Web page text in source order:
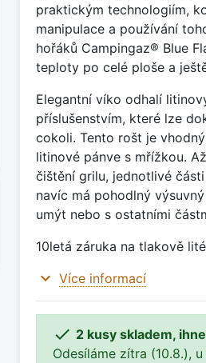
praktickým technologiím,
manipulace a používání
hořáků Campingaz® Blue
teploty po celé ploše a
Elegantní víko odhalí
příslušenstvím, které lze
cokoli. Tento rošt je
litinové pánve s mřížkou.
čištění grilu, jednotlivé
navíc má pohodlný
umýt nebo s ostatními
10letá záruka na tlakově
expand_more Více informací
 2 kusy skladem,
Odesíláme zítra (10.8.),